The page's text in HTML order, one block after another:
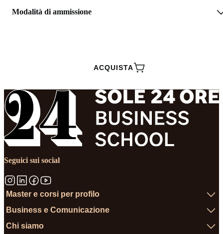
Modalità di ammissione
ACQUISTA
Seguici sui social
Master e corsi per profilo
Business e Comunicazione
Chi siamo